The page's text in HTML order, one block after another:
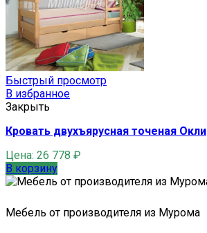
Быстрый просмотр
В избранное
Закрыть
Кровать двухъярусная точеная Окли
Цена: 26 778 ₽
В корзину
Мебель от производителя из Мурома